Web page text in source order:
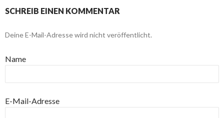
SCHREIB EINEN KOMMENTAR
Deine E-Mail-Adresse wird nicht veröffentlicht.
Name
E-Mail-Adresse